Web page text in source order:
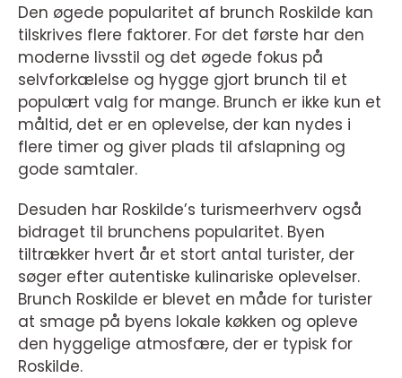
Den øgede popularitet af brunch Roskilde kan
tilskrives flere faktorer. For det første har den
moderne livsstil og det øgede fokus på
selvforkælelse og hygge gjort brunch til et
populært valg for mange. Brunch er ikke kun et
måltid, det er en oplevelse, der kan nydes i
flere timer og giver plads til afslapning og
gode samtaler.
Desuden har Roskilde’s turismeerhverv også
bidraget til brunchens popularitet. Byen
tiltrækker hvert år et stort antal turister, der
søger efter autentiske kulinariske oplevelser.
Brunch Roskilde er blevet en måde for turister
at smage på byens lokale køkken og opleve
den hyggelige atmosfære, der er typisk for
Roskilde.